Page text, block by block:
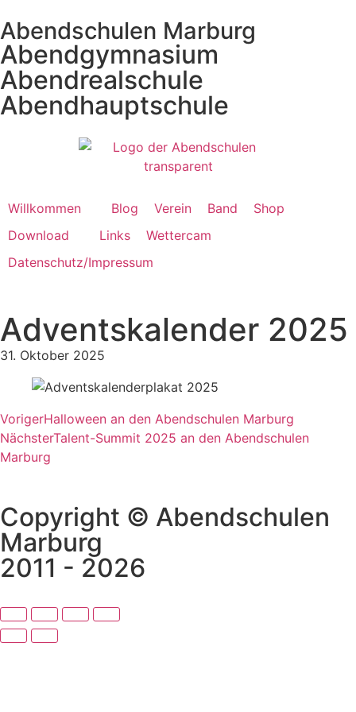
Abendschulen Marburg
Abendgymnasium
Abendrealschule
Abendhauptschule
Willkommen Blog Verein Band
Shop
Download
Links
Wettercam
Datenschutz/Impressum
Adventskalender 2025
31. Oktober 2025
VorigerHalloween an den Abendschulen Marburg
NächsterTalent-Summit 2025 an den Abendschulen
Marburg
Copyright © Abendschulen
Marburg
2011 - 2026